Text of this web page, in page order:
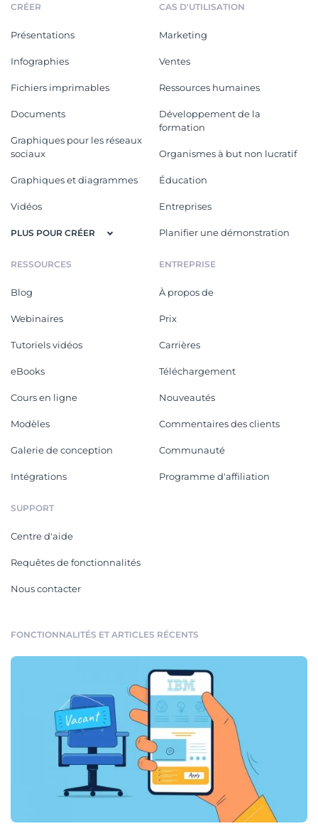
CRÉER
Présentations
Infographies
Fichiers imprimables
Documents
Graphiques pour les réseaux
sociaux
Graphiques et diagrammes
Vidéos
PLUS POUR CRÉER
CAS D'UTILISATION
Marketing
Ventes
Ressources humaines
Développement de la
formation
Organismes à but non lucratif
Éducation
Entreprises
Planifier une démonstration
RESSOURCES
Blog
Webinaires
Tutoriels vidéos
eBooks
Cours en ligne
Modèles
Galerie de conception
Intégrations
ENTREPRISE
À propos de
Prix
Carrières
Téléchargement
Nouveautés
Commentaires des clients
Communauté
Programme d'affiliation
SUPPORT
Centre d'aide
Requêtes de fonctionnalités
Nous contacter
FONCTIONNALITÉS ET ARTICLES RÉCENTS